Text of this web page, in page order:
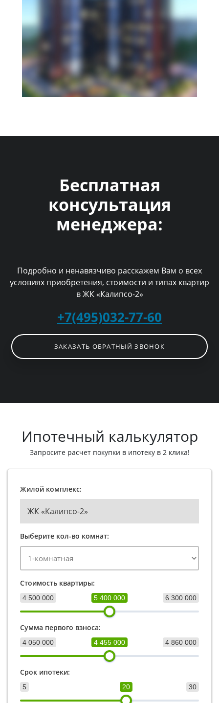
Бесплатная
консультация
менеджера:
Подробно и ненавязчиво расскажем Вам о всех
условиях приобретения, стоимости и типах квартир
в ЖК «Калипсо-2»
+7(495)032-77-60
ЗАКАЗАТЬ ОБРАТНЫЙ ЗВОНОК
Ипотечный калькулятор
Запросите расчет покупки в ипотеку в 2 клика!
Жилой комплекс:
ЖК «Калипсо-2»
Выберите кол-во комнат:
Стоимость квартиры:
4 500 000 6 300 000
5 400 000
Сумма первого взноса:
4 050 000 4 860 000
4 455 000
Срок ипотеки:
5 30
20